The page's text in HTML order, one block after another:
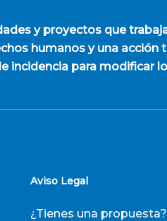
y proyectos que
humanos y una acción
incidencia para modificar
Aviso Legal
¿Tienes una